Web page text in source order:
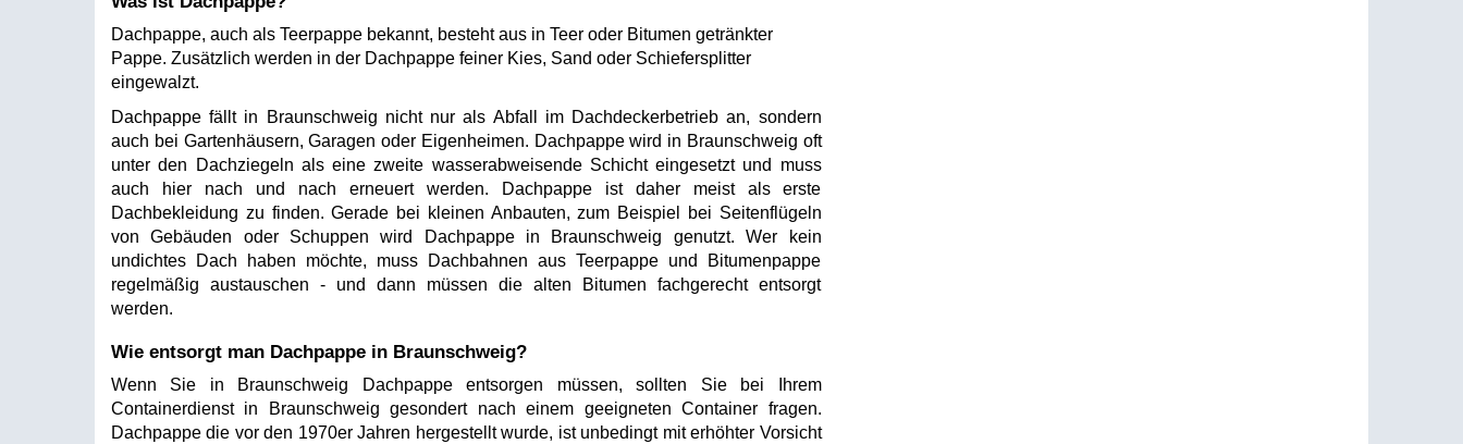
Dachpappe, auch als Teerpappe bekannt, besteht aus in Teer oder Bitumen getränkter
Pappe. Zusätzlich werden in der Dachpappe feiner Kies, Sand oder Schiefersplitter
eingewalzt.
Dachpappe fällt in Braunschweig nicht nur als Abfall im Dachdeckerbetrieb an, sondern
auch bei Gartenhäusern, Garagen oder Eigenheimen. Dachpappe wird in Braunschweig oft
unter den Dachziegeln als eine zweite wasserabweisende Schicht eingesetzt und muss
auch hier nach und nach erneuert werden. Dachpappe ist daher meist als erste
Dachbekleidung zu finden. Gerade bei kleinen Anbauten, zum Beispiel bei Seitenflügeln
von Gebäuden oder Schuppen wird Dachpappe in Braunschweig genutzt. Wer kein
undichtes Dach haben möchte, muss Dachbahnen aus Teerpappe und Bitumenpappe
regelmäßig austauschen - und dann müssen die alten Bitumen fachgerecht entsorgt
werden.
Wie entsorgt man Dachpappe in Braunschweig?
Wenn Sie in Braunschweig Dachpappe entsorgen müssen, sollten Sie bei Ihrem
Containerdienst in Braunschweig gesondert nach einem geeigneten Container fragen.
Dachpappe die vor den 1970er Jahren hergestellt wurde, ist unbedingt mit erhöhter Vorsicht